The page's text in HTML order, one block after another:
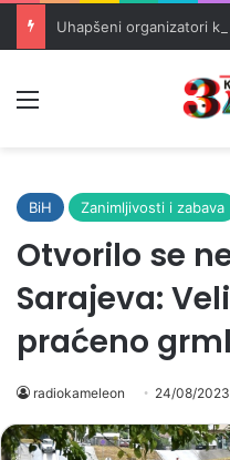
BiH Zanimljivosti i zabava
Otvorilo se
Sarajeva:
praćeno
radiokameleon 24/08/2023